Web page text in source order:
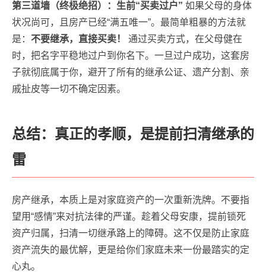
第三道墙（终极绝招）：生前“买卖过户” 如果父母的身体
状况尚可，且房产已经“满五唯一”。最简单粗暴的方法就
是： 不要继承，直接买卖！
通过买卖方式，在父母健在
时，把名字平稳地过户到你名下。一旦过户成功，这套房
子就彻底属于你，避开了所有的继承公证、遗产分割、亲
戚扯皮等一切不确定因素。
总结：真正的孝顺，是提前扫清继承的
雷
房产继承，本质上是对家庭资产的一次重新洗牌。不要指
望用“感情”来对抗法律的严谨。趁着父母安康，提前锁死
资产归属，扫清一切继承路上的障碍。这不仅是防止家庭
资产流失的最优解，更是给你们家庭未来一份最踏实的定
心丸。